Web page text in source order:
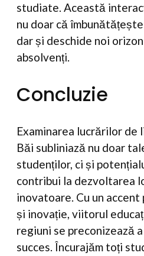
studiate. Această
nu doar că
dar și deschide noi
absolvenți.
Concluzie
Examinarea lucrărilor de
Băi subliniază nu doar
studenților, ci și
contribui la dezvoltarea
inovatoare. Cu un
și inovație, viitorul
regiuni se preconizează
succes. Încurajăm toți